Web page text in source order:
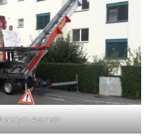
Asansör